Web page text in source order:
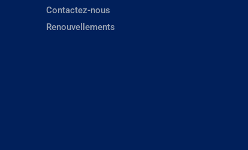
Contactez-nous
Renouvellements